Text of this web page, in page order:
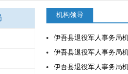
机构领导
伊吾县退役军人事务局
伊吾县退役军人事务局
伊吾县退役军人事务局